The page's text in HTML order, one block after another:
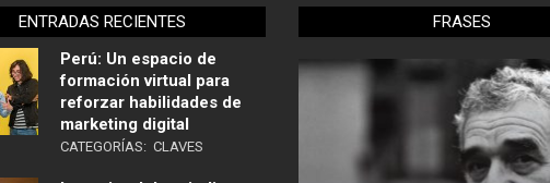
ENTRADAS RECIENTES
Perú: Un espacio de
formación virtual para
reforzar habilidades de
marketing digital
CATEGORÍAS: CLAVES
FRASES